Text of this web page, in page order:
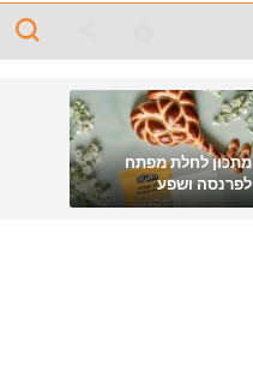
מתכון לחלת מפתח
לפרנסה ושפע